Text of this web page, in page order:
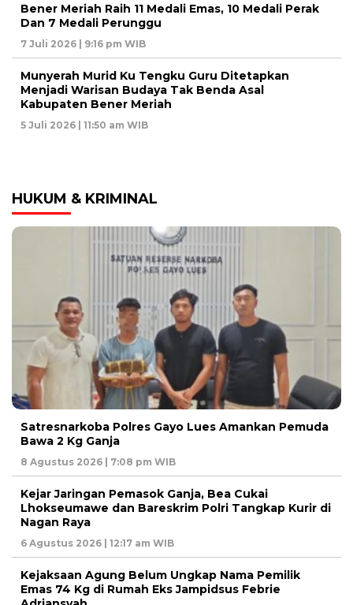
Bener Meriah Raih 11 Medali Emas, 10 Medali Perak
Dan 7 Medali Perunggu
7 Juli 2026 | 9:16 pm WIB
Munyerah Murid Ku Tengku Guru Ditetapkan
Menjadi Warisan Budaya Tak Benda Asal
Kabupaten Bener Meriah
5 Juli 2026 | 11:50 am WIB
HUKUM & KRIMINAL
Satresnarkoba Polres Gayo Lues Amankan Pemuda
Bawa 2 Kg Ganja
8 Agustus 2026 | 7:08 pm WIB
Kejar Jaringan Pemasok Ganja, Bea Cukai
Lhokseumawe dan Bareskrim Polri Tangkap Kurir di
Nagan Raya
6 Agustus 2026 | 12:17 am WIB
Kejaksaan Agung Belum Ungkap Nama Pemilik
Emas 74 Kg di Rumah Eks Jampidsus Febrie